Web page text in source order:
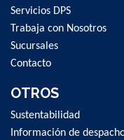
Servicios DPS
Trabaja con Nosotros
Sucursales
Contacto
OTROS
Sustentabilidad
Información de